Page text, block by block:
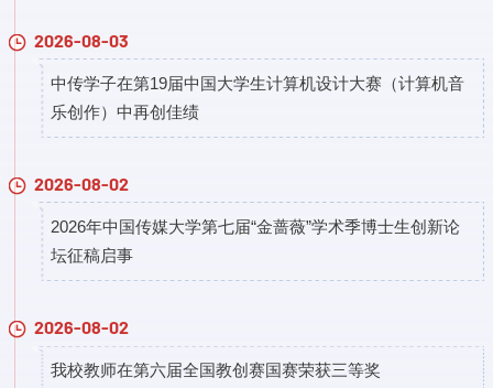
2026-08-03
中传学子在第19届中国大学生计算机设计大赛（计算机音
乐创作）中再创佳绩
2026-08-02
2026年中国传媒大学第七届“金蔷薇”学术季博士生创新论
坛征稿启事
2026-08-02
我校教师在第六届全国教创赛国赛荣获三等奖